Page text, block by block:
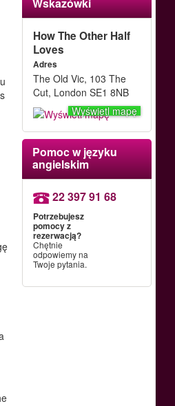
How The Other Half
Loves
Adres
The Old Vic, 103 The
Cut, London SE1 8NB
Wyświetl mapę
Pomoc w języku
angielskim
22 397 91 68
Potrzebujesz
pomocy z
rezerwacją?
Chętnie
odpowiemy na
Twoje pytania.